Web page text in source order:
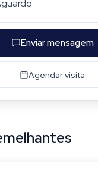
Enviar mensagem
Agendar visita